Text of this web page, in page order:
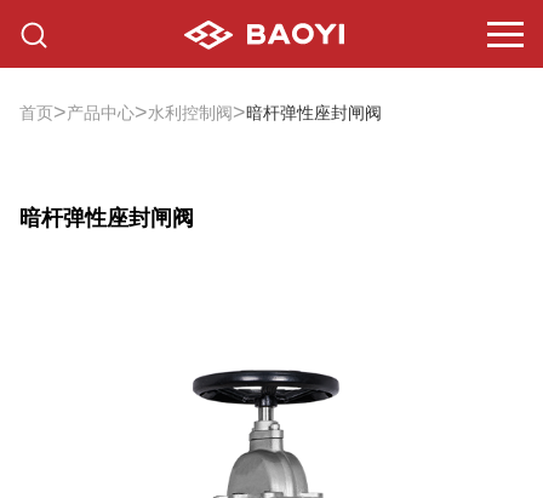
首页>产品中心>水利控制阀>暗杆弹性座封闸阀
暗杆弹性座封闸阀